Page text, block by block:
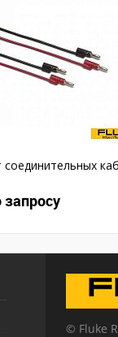
соединительных
© Fluke